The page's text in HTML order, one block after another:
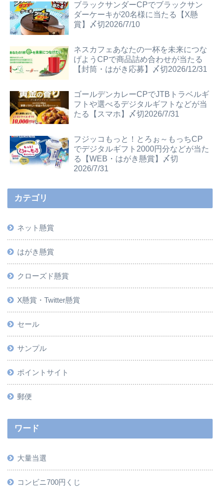
ブラックサンダーCPでブラックサン
ダーケーキが20名様に当たる【X懸
賞】〆切2026/7/10
ネスカフェあなたの一杯を未来につな
げようCPで商品詰め合わせが当たる
【封筒・はがき応募】〆切2026/12/31
ゴールデンカレーCPでJTBトラベルギ
フトや選べるデジタルギフトなどが当
たる【スマホ】〆切2026/7/31
フジッコもっと！とろぉ～もっちCP
でデジタルギフト2000円分などが当た
る【WEB・はがき懸賞】〆切
2026/7/31
カテゴリ
ネット懸賞
はがき懸賞
クローズド懸賞
X懸賞・Twitter懸賞
セール
サンプル
ポイントサイト
郵便
ワード
大量当選
コンビニ700円くじ